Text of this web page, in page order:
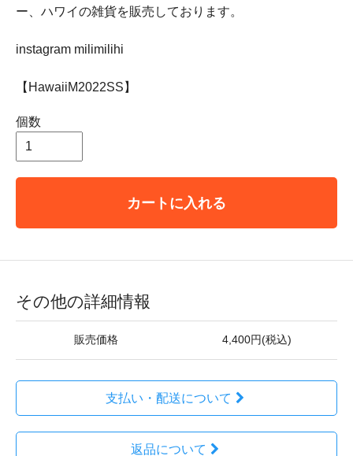
ー、ハワイの雑貨を販売しております。
instagram milimilihi
【HawaiiM2022SS】
個数
カートに入れる
その他の詳細情報
販売価格 4,400円(税込)
支払い・配送について
返品について